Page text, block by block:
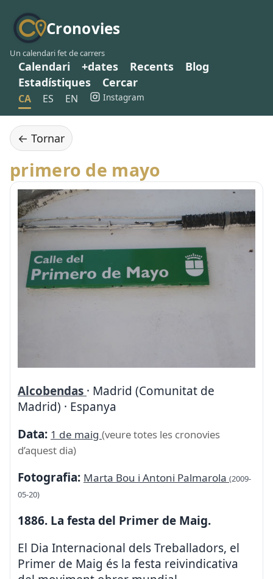
Cronovies
Un calendari fet de carrers
Calendari +dates Recents
Blog
Estadístiques
Cercar
CA ES EN Instagram
← Tornar
primero de mayo
Alcobendas · Madrid (Comunitat de
Madrid) · Espanya
Data: 1 de maig (veure totes les cronovies
d’aquest dia)
Fotografia: Marta Bou i Antoni Palmarola (2009-
05-20)
1886. La festa del Primer de Maig.
El Dia Internacional dels Treballadors, el
Primer de Maig és la festa reivindicativa